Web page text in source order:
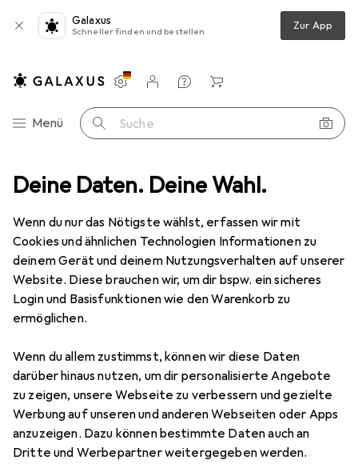
Deine Daten. Deine Wahl.
Wenn du nur das Nötigste wählst, erfassen wir mit
Cookies und ähnlichen Technologien Informationen zu
deinem Gerät und deinem Nutzungsverhalten auf unserer
Website. Diese brauchen wir, um dir bspw. ein sicheres
Login und Basisfunktionen wie den Warenkorb zu
ermöglichen.
Wenn du allem zustimmst, können wir diese Daten
darüber hinaus nutzen, um dir personalisierte Angebote
zu zeigen, unsere Webseite zu verbessern und gezielte
Werbung auf unseren und anderen Webseiten oder Apps
anzuzeigen. Dazu können bestimmte Daten auch an
Dritte und Werbepartner weitergegeben werden.
Galaxus
Schneller finden und bestellen Zur App
Navigation nach Kategorien
Menü Suche
Einstellungen
Kundenkonto
Vergleichslisten
Merklisten
Warenkorb
Smartphone Schutzfolie Dipos Displayschutzfolie Crystalclear
5 Bilder
DiposDisplayschutzfolie Crystalclear
Preis in EUR inkl. MwSt.
EUR
5,99
Bewertungen Marke
Mehr von Dipos